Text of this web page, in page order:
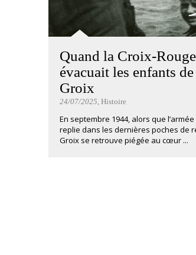
Quand la Croix-
évacuait les enfants
Groix
24/07/2025, Histoire
En septembre 1944, alors que
replie dans les dernières poches de
Groix se retrouve piégée au cœur ...